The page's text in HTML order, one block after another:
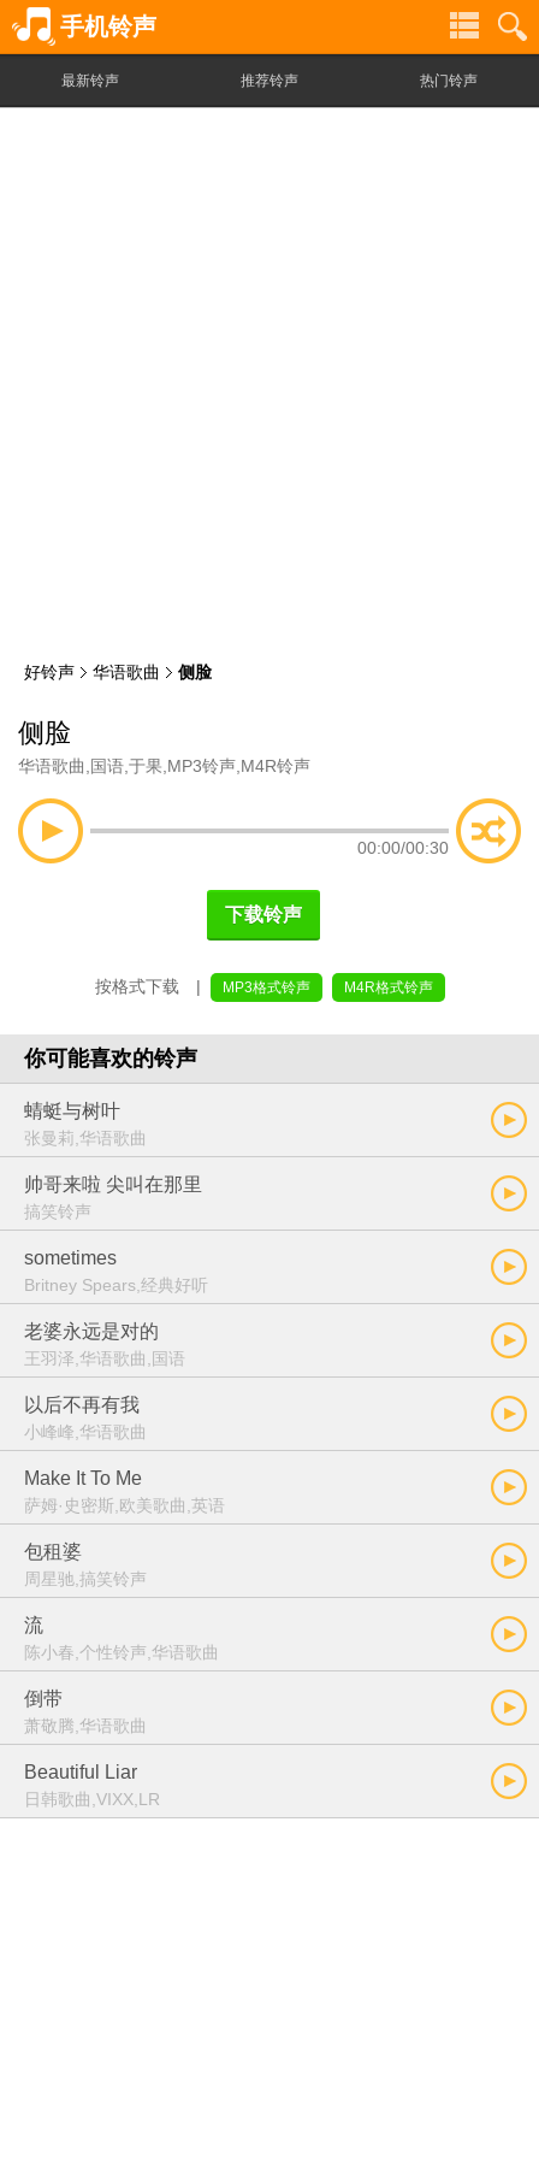
手机铃声
最新铃声 推荐铃声 热门铃声
好铃声 华语歌曲 侧脸
侧脸
华语歌曲 国语 于果 MP3铃声 M4R铃声
00:00/00:30
下载铃声
按格式下载 | MP3格式铃声 M4R格式铃声
你可能喜欢的铃声
蜻蜓与树叶
张曼莉,华语歌曲
帅哥来啦 尖叫在那里
搞笑铃声
sometimes
Britney Spears,经典好听
老婆永远是对的
王羽泽,华语歌曲,国语
以后不再有我
小峰峰,华语歌曲
Make It To Me
萨姆·史密斯,欧美歌曲,英语
包租婆
周星驰,搞笑铃声
流
陈小春,个性铃声,华语歌曲
倒带
萧敬腾,华语歌曲
Beautiful Liar
日韩歌曲,VIXX,LR